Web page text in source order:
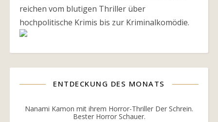
reichen vom blutigen Thriller über
hochpolitische Krimis bis zur Kriminalkomödie.
ENTDECKUNG DES MONATS
Nanami Kamon mit ihrem Horror-Thriller Der Schrein.
Bester Horror Schauer.